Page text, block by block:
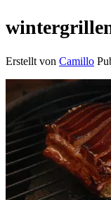
Erstellt von Camillo